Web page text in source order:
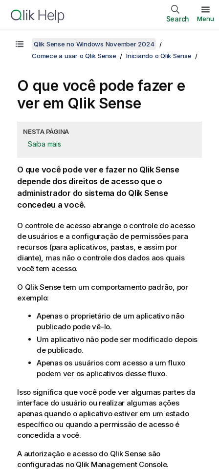
Search Menu
Qlik Sense no Windows November 2024
Comece a usar o Qlik Sense
Iniciando o Qlik Sense
O que você pode fazer e
ver em Qlik Sense
NESTA PÁGINA
Saiba mais
O que você pode ver e fazer no Qlik Sense
depende dos direitos de acesso que o
administrador do sistema do Qlik Sense
concedeu a você.
O controle de acesso abrange o controle do acesso
de usuários e a configuração de permissões para
recursos (para aplicativos, pastas, e assim por
diante), mas não o controle dos dados aos quais
você tem acesso.
O Qlik Sensetem um comportamento padrão, por
exemplo:
Apenas o proprietário de um aplicativo não
publicado pode vê-lo.
Um aplicativo não pode ser modificado depois
de publicado.
Apenas os usuários com acesso a um fluxo
podem ver os aplicativos desse fluxo.
Isso significa que você pode ver algumas partes da
interface do usuário ou realizar algumas ações
apenas quando o aplicativo estiver em um estado
específico ou quando a permissão de acesso é
concedida a você.
A autorização e acesso do Qlik Sense são
configuradas no Qlik Management Console.